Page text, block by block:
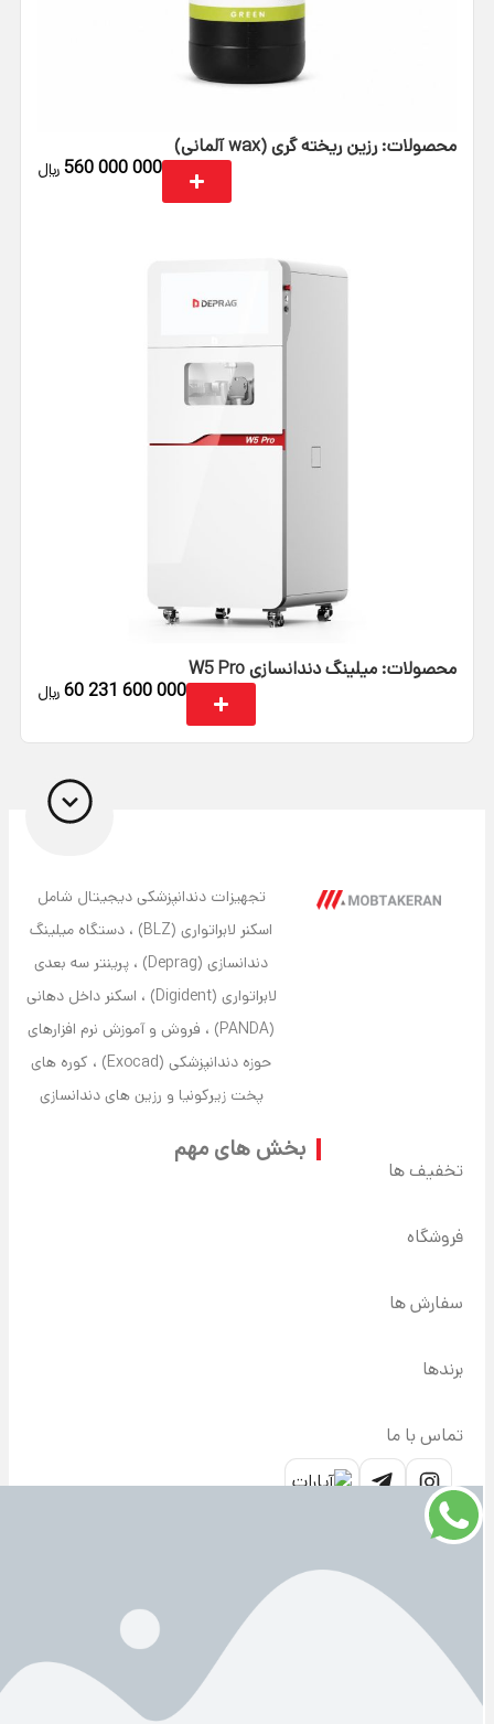
محصولات: رزین ریخته‌ گری (wax آلمانی)
﷼ 560 000 000
محصولات: میلینگ دندانسازی W5 Pro
﷼ 60 231 600 000
تجهیزات دندانپزشکی دیجیتال شامل
اسکنر لابراتواری (BLZ) ، دستگاه میلینگ
دندانسازی (Deprag) ، پرینتر سه بعدی
لابراتواری (Digident) ، اسکنر داخل دهانی
(PANDA) ، فروش و آموزش نرم افزارهای
حوزه دندانپزشکی (Exocad) ، کوره های
پخت زیرکونیا و رزین های دندانسازی
بخش های مهم
تخفیف ها
فروشگاه
سفارش ها
برندها
تماس با ما
co.com
پارک وی،
خیابان